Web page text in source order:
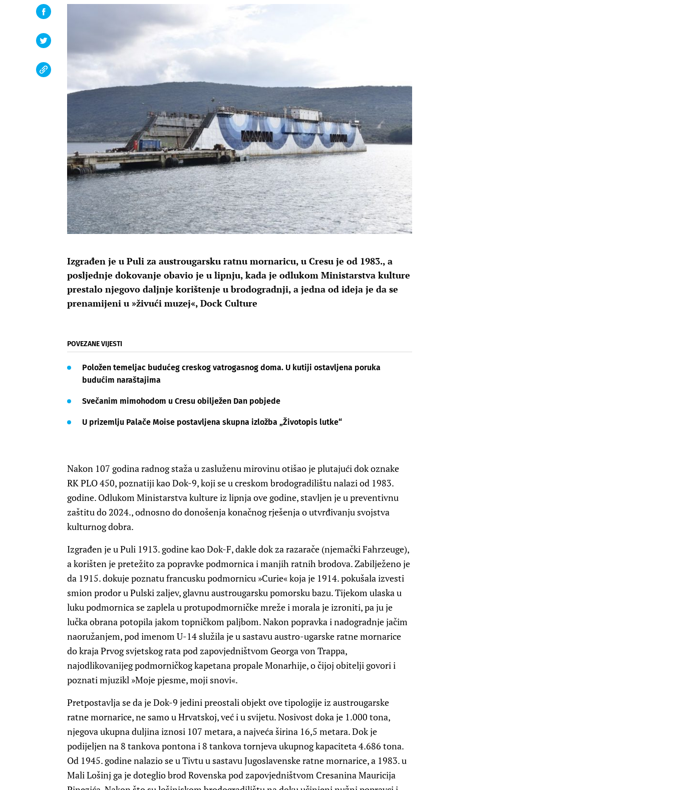
Izgrađen je u Puli za austrougarsku ratnu mornaricu, u Cresu je od 1983., a
posljednje dokovanje obavio je u lipnju, kada je odlukom Ministarstva kulture
prestalo njegovo daljnje korištenje u brodogradnji, a jedna od ideja je da se
prenamijeni u »živući muzej«, Dock Culture
POVEZANE VIJESTI
Položen temeljac budućeg creskog vatrogasnog doma. U kutiji ostavljena poruka
budućim naraštajima
Svečanim mimohodom u Cresu obilježen Dan pobjede
U prizemlju Palače Moise postavljena skupna izložba „Životopis lutke“
Nakon 107 godina radnog staža u zasluženu mirovinu otišao je plutajući dok oznake
RK PLO 450, poznatiji kao Dok-9, koji se u creskom brodogradilištu nalazi od 1983.
godine. Odlukom Ministarstva kulture iz lipnja ove godine, stavljen je u preventivnu
zaštitu do 2024., odnosno do donošenja konačnog rješenja o utvrđivanju svojstva
kulturnog dobra.
Izgrađen je u Puli 1913. godine kao Dok-F, dakle dok za razarače (njemački Fahrzeuge),
a korišten je pretežito za popravke podmornica i manjih ratnih brodova. Zabilježeno je
da 1915. dokuje poznatu francusku podmornicu »Curie« koja je 1914. pokušala izvesti
smion prodor u Pulski zaljev, glavnu austrougarsku pomorsku bazu. Tijekom ulaska u
luku podmornica se zaplela u protupodmorničke mreže i morala je izroniti, pa ju je
lučka obrana potopila jakom topničkom paljbom. Nakon popravka i nadogradnje jačim
naoružanjem, pod imenom U-14 služila je u sastavu austro-ugarske ratne mornarice
do kraja Prvog svjetskog rata pod zapovjedništvom Georga von Trappa,
najodlikovanijeg podmorničkog kapetana propale Monarhije, o čijoj obitelji govori i
poznati mjuzikl »Moje pjesme, moji snovi«.
Pretpostavlja se da je Dok-9 jedini preostali objekt ove tipologije iz austrougarske
ratne mornarice, ne samo u Hrvatskoj, već i u svijetu. Nosivost doka je 1.000 tona,
njegova ukupna duljina iznosi 107 metara, a najveća širina 16,5 metara. Dok je
podijeljen na 8 tankova pontona i 8 tankova tornjeva ukupnog kapaciteta 4.686 tona.
Od 1945. godine nalazio se u Tivtu u sastavu Jugoslavenske ratne mornarice, a 1983. u
Mali Lošinj ga je doteglio brod Rovenska pod zapovjedništvom Cresanina Mauricija